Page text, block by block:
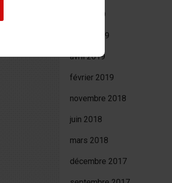
août 2019
juillet 2019
avril 2019
février 2019
novembre 2018
juin 2018
mars 2018
décembre 2017